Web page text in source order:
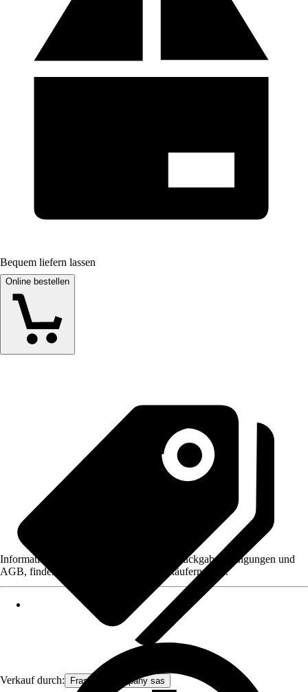
Bequem liefern lassen
Online bestellen
Verkauf durch: Frascio & company sas
Informationen des Verkäufers, wie z. B. Rückgabebedingungen und
AGB, finden Sie bei Klick auf den Verkäufernamen.